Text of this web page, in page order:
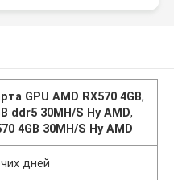
GPU AMD RX570 4GB,
ddr5 30MH/S Hy AMD,
4GB 30MH/S Hy AMD
дней